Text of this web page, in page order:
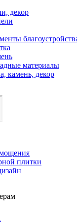
декор
материалы
камень, декор
плитки